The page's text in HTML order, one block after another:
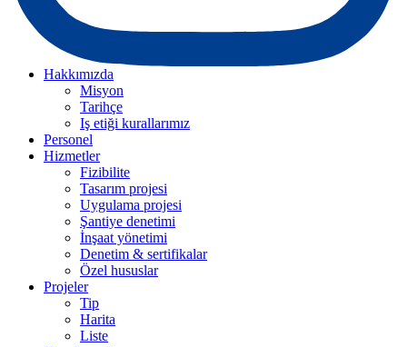
Hakkımızda
Misyon
Tarihçe
Iş etiği kurallarımız
Personel
Hizmetler
Fizibilite
Tasarım projesi
Uygulama projesi
Şantiye denetimi
İnşaat yönetimi
Denetim & sertifikalar
Özel hususlar
Projeler
Tip
Harita
Liste